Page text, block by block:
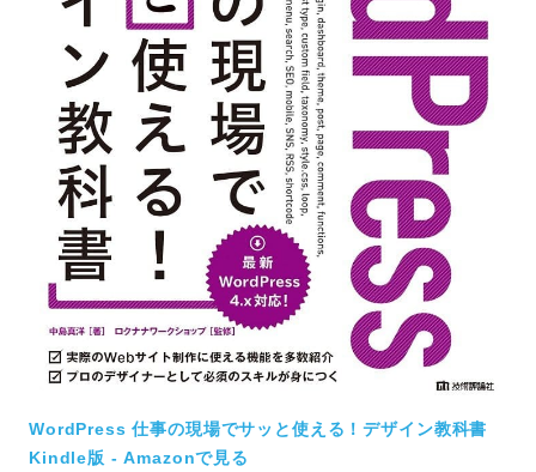
WordPress 仕事の現場でサッと使える！デザイン教科書
Kindle版 - Amazonで見る